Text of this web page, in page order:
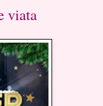
viata